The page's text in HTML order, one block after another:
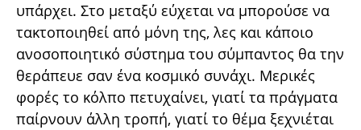
υπάρχει. Στο μεταξύ εύχεται να μπορούσε να
τακτοποιηθεί από μόνη της, λες και κάποιο
ανοσοποιητικό σύστημα του σύμπαντος θα την
θεράπευε σαν ένα κοσμικό συνάχι. Μερικές
φορές το κόλπο πετυχαίνει, γιατί τα πράγματα
παίρνουν άλλη τροπή, γιατί το θέμα ξεχνιέται